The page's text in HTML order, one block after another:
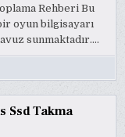
OYUN
BILGISAYARI
TOPLAMA
REHBERI
Rehberi Bu
oyun bilgisayarı
sunmaktadır….
Ssd Takma